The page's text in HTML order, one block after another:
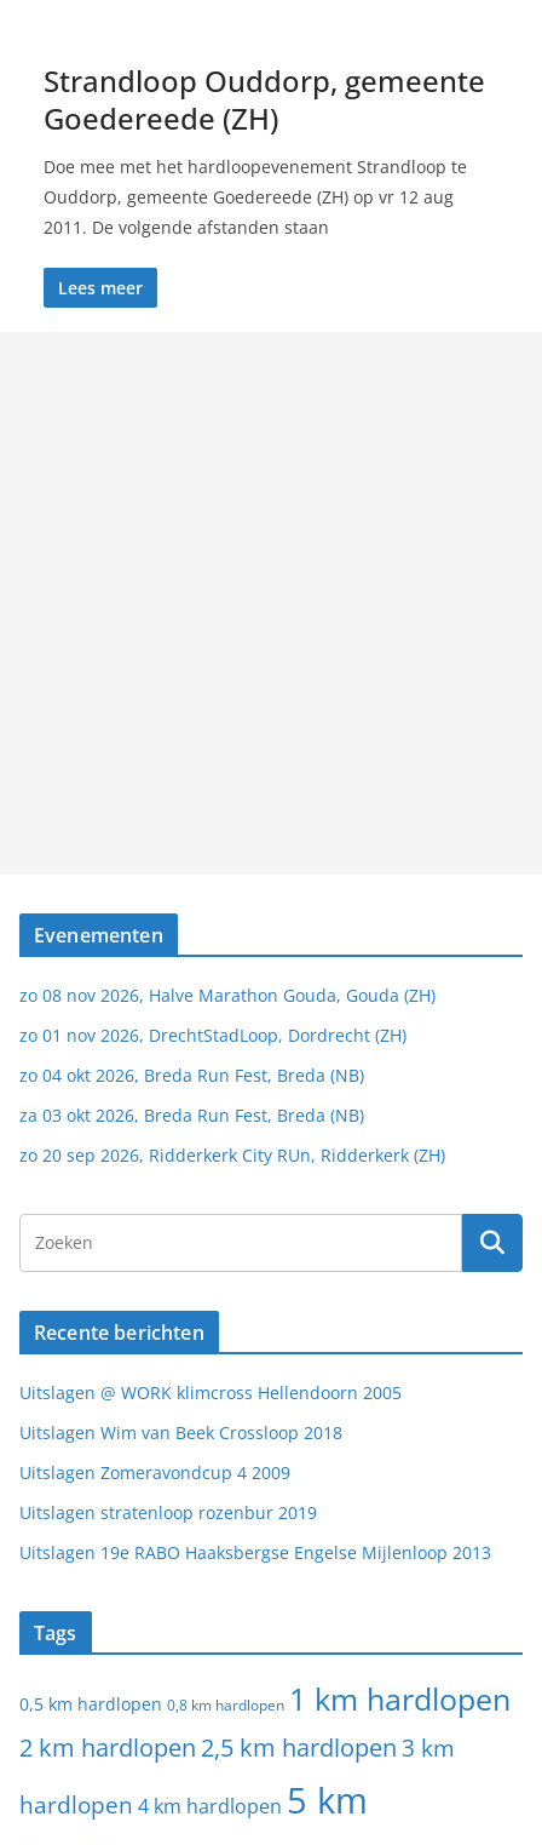
Strandloop Ouddorp, gemeente
Goedereede (ZH)
Doe mee met het hardloopevenement Strandloop te
Ouddorp, gemeente Goedereede (ZH) op vr 12 aug
2011. De volgende afstanden staan
Lees meer
Evenementen
zo 08 nov 2026, Halve Marathon Gouda, Gouda (ZH)
zo 01 nov 2026, DrechtStadLoop, Dordrecht (ZH)
zo 04 okt 2026, Breda Run Fest, Breda (NB)
za 03 okt 2026, Breda Run Fest, Breda (NB)
zo 20 sep 2026, Ridderkerk City RUn, Ridderkerk (ZH)
Recente berichten
Uitslagen @ WORK klimcross Hellendoorn 2005
Uitslagen Wim van Beek Crossloop 2018
Uitslagen Zomeravondcup 4 2009
Uitslagen stratenloop rozenbur 2019
Uitslagen 19e RABO Haaksbergse Engelse Mijlenloop 2013
Tags
0,5 km hardlopen 0,8 km hardlopen 1 km hardlopen
2 km hardlopen 2,5 km hardlopen 3 km
hardlopen 4 km hardlopen 5 km